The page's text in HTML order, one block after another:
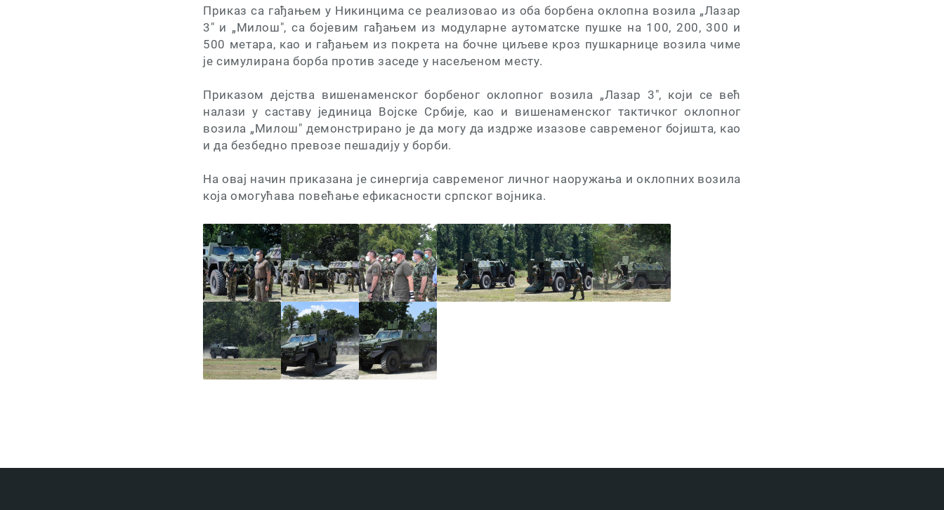
Приказ са гађањем у Никинцима се реализовао из оба борбена оклопна возила „Лазар
3" и „Милош", са бојевим гађањем из модуларне аутоматске пушке на 100, 200, 300 и
500 метара, као и гађањем из покрета на бочне циљеве кроз пушкарнице возила чиме
је симулирана борба против заседе у насељеном месту.
Приказом дејства вишенаменског борбеног оклопног возила „Лазар 3", који се већ
налази у саставу јединица Војске Србије, као и вишенаменског тактичког оклопног
возила „Милош" демонстрирано је да могу да издрже изазове савременог бојишта, као
и да безбедно превозе пешадију у борби.
На овај начин приказана је синергија савременог личног наоружања и оклопних возила
која омогућава повећање ефикасности српског војника.